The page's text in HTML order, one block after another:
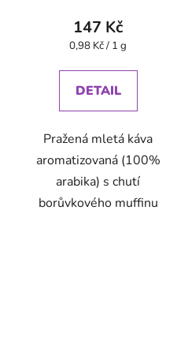
147 Kč
Měrná
0,98 Kč / 1 g
DETAIL
Pražená mletá káva
aromatizovaná (100%
arabika) s chutí
borůvkového muffinu